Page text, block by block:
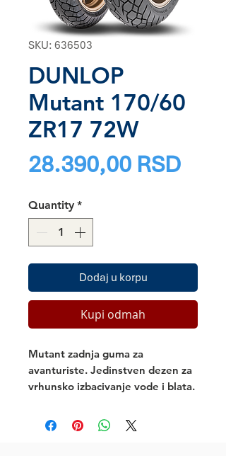
SKU: 636503
DUNLOP
Mutant 170/60
ZR17 72W
28.390,00 RSDPrice
Quantity *
Dodaj u korpu
Kupi odmah
Mutant zadnja guma za
avanturiste. Jedinstven dezen za
vrhunsko izbacivanje vode i blata.